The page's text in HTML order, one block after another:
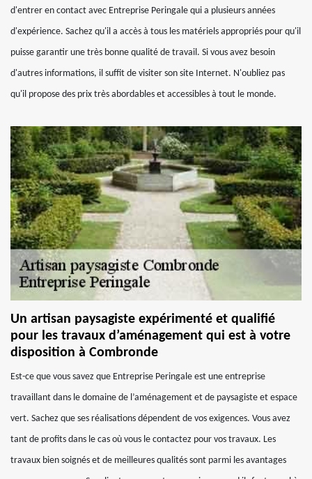
d'entrer en contact avec Entreprise Peringale qui a plusieurs années
d'expérience. Sachez qu'il a accès à tous les matériels appropriés pour qu'il
puisse garantir une très bonne qualité de travail. Si vous avez besoin
d'autres informations, il suffit de visiter son site Internet. N'oubliez pas
qu'il propose des prix très abordables et accessibles à tout le monde.
Un artisan paysagiste expérimenté et qualifié
pour les travaux d’aménagement qui est à votre
disposition à Combronde
Est-ce que vous savez que Entreprise Peringale est une entreprise
travaillant dans le domaine de l’aménagement et de paysagiste et espace
vert. Sachez que ses réalisations dépendent de vos exigences. Vous avez
tant de profits dans le cas où vous le contactez pour vos travaux. Les
travaux bien soignés et de meilleures qualités sont parmi les avantages